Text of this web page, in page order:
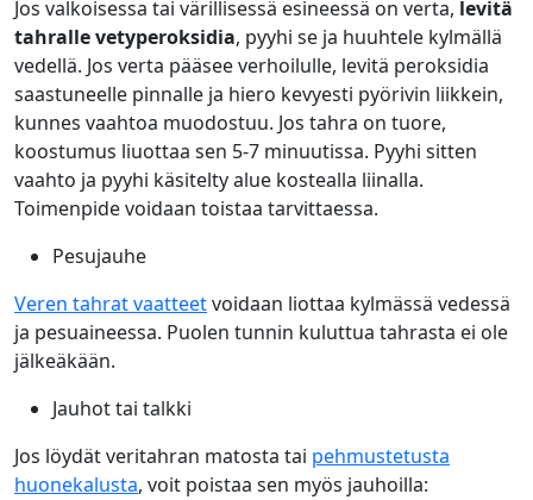
Jos valkoisessa tai värillisessä esineessä on verta, levitä
tahralle vetyperoksidia, pyyhi se ja huuhtele kylmällä
vedellä. Jos verta pääsee verhoilulle, levitä peroksidia
saastuneelle pinnalle ja hiero kevyesti pyörivin liikkein,
kunnes vaahtoa muodostuu. Jos tahra on tuore,
koostumus liuottaa sen 5-7 minuutissa. Pyyhi sitten
vaahto ja pyyhi käsitelty alue kostealla liinalla.
Toimenpide voidaan toistaa tarvittaessa.
Pesujauhe
Veren tahrat vaatteetvoidaan liottaa kylmässä vedessä
ja pesuaineessa. Puolen tunnin kuluttua tahrasta ei ole
jälkeäkään.
Jauhot tai talkki
Jos löydät veritahran matosta tai pehmustetusta
huonekalusta, voit poistaa sen myös jauhoilla: